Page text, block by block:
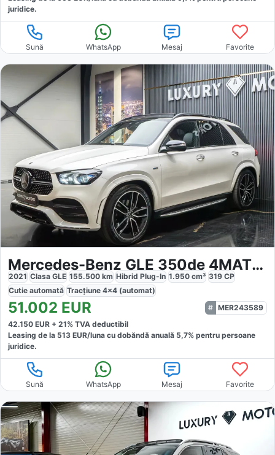
juridice.
Sună WhatsApp Mesaj Favorite
Mercedes-Benz GLE 350de 4MATIC AMG Line
2021 Clasa GLE 155.500 km Hibrid Plug-In 1.950 cm³ 319 CP
Cutie automată Tracțiune 4x4 (automat)
51.002 EUR
MER243589
42.150 EUR + 21% TVA deductibil
Leasing de la 513 EUR/luna cu dobăndă anuală 5,7% pentru persoane
juridice.
Sună WhatsApp Mesaj Favorite